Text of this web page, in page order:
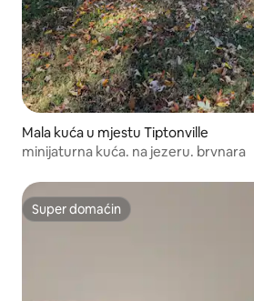
Mala kuća u mjestu Tiptonville
minijaturna kuća. na jezeru. brvnara
Super domaćin
Super domaćin